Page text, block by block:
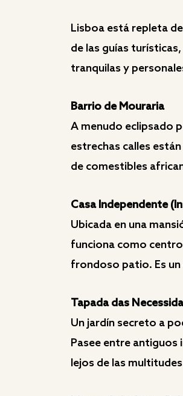
Lisboa está repleta
de las guías
tranquilas y
Barrio de Mouraria
A menudo eclipsado
estrechas calles
de comestibles
Casa Independente
Ubicada en una
funciona como centro
frondoso patio. Es un
Tapada das
Un jardín secreto a
Pasee entre antiguos
lejos de las